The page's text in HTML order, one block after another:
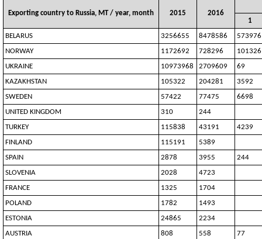
Exporting country to Russia, MT / year, month 2015
2016
1
BELARUS
3256655 8478586
573976
NORWAY
1172692 728296
101326
UKRAINE
10973968 2709609
69
KAZAKHSTAN
105322 204281
3592
SWEDEN
57422 77475
6698
UNITED KINGDOM
310
244
TURKEY
115838 43191
4239
FINLAND
115191
5389
SPAIN
2878 3955
244
SLOVENIA
2028
4723
FRANCE
1325
1704
POLAND
1782
1493
ESTONIA
24865
2234
AUSTRIA
808 558
77